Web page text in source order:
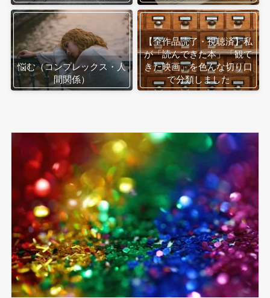
悩む（コンプレックス・人
間関係）
【全作品読了・視聴済】私
が「読んできた本」「観て
きた映画」を色んな切り口
で分類しました